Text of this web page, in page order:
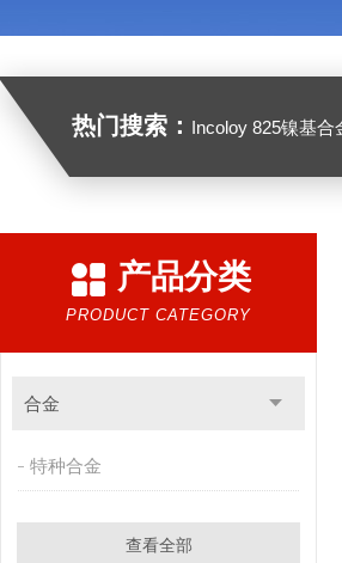
热门搜索： Incoloy 825镍基合金,B10
产品分类
PRODUCT CATEGORY
合金
特种合金
查看全部